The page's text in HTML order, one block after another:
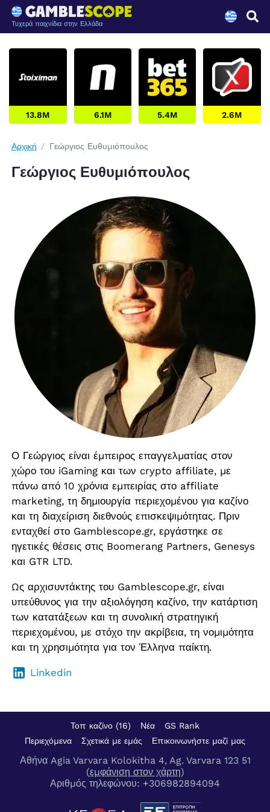
Τυχερά παιχνίδια στην Ελλάδα
13.8M 6.1M 5.4M 2.6M
Αρχική Γεώργιος Ευθυμιόπουλος
Γεώργιος Ευθυμιόπουλος
Ο Γεώργιος είναι έμπειρος επαγγελματίας στον
χώρο του iGaming και των crypto affiliate, με
πάνω από 10 χρόνια εμπειρίας στο affiliate
marketing, τη δημιουργία περιεχομένου για καζίνο
και τη διαχείριση διεθνούς επισκεψιμότητας. Πριν
ενταχθεί στο Gamblescope.gr, εργάστηκε σε
ηγετικές θέσεις στις Boomerang Partners, Genesys
και GTR LTD.
Ως αρχισυντάκτης του Gamblescope.gr, είναι
υπεύθυνος για την αξιολόγηση καζίνο, την κατάρτιση
των κατατάξεων και τη συνολική στρατηγική
περιεχομένου, με στόχο την ακρίβεια, τη νομιμότητα
και τη χρησιμότητα για τον Έλληνα παίκτη.
Linkedin
Τοπ καζίνο (16) Νέα
GS Rank
Περιεχόμενα
Σχετικά με εμάς Επικοινωνήστε μαζί μας
Αθήνα Agia Varvara Kolokitha 4, Ag. Varvara 123 51
(εμφάνιση στον χάρτη)
Αριθμός τηλεφώνου: +306982894094